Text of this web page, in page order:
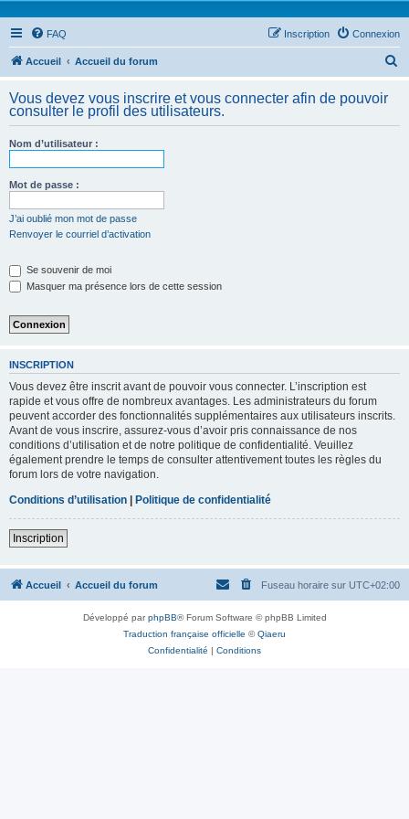
FAQ Connexion
Inscription
Accueil Accueil du forum
h
Vous devez vous inscrire et vous connecter afin de pouvoir
consulter le profil des utilisateurs.
Nom d’utilisateur :
Mot de passe :
J’ai oublié mon mot de passe
Renvoyer le courriel d’activation
Se souvenir de moi
Masquer ma présence lors de cette session
INSCRIPTION
Vous devez être inscrit avant de pouvoir vous connecter. L’inscription est
rapide et vous offre de nombreux avantages. Les administrateurs du forum
peuvent accorder des fonctionnalités supplémentaires aux utilisateurs inscrits.
Avant de vous inscrire, assurez-vous d’avoir pris connaissance de nos
conditions d’utilisation et de notre politique de confidentialité. Veuillez
également prendre le temps de consulter attentivement toutes les règles du
forum lors de votre navigation.
Conditions d’utilisation | Politique de confidentialité
Inscription
Accueil Accueil du forum Fuseau horaire sur UTC+02:00
Développé parphpBB® Forum Software © phpBB Limited
Traduction française officielle ©Qiaeru
Confidentialité | Conditions